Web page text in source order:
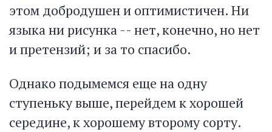
этом добродушен и оптимистичен. Ни
языка ни рисунка -- нет, конечно, но нет
и претензий; и за то спасибо.
Однако подымемся еще на одну
ступеньку выше, перейдем к хорошей
середине, к хорошему второму сорту.